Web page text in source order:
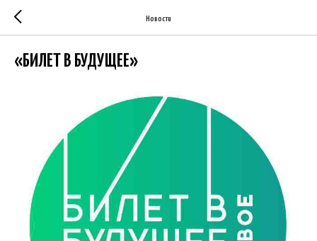
Новости
«БИЛЕТ В БУДУЩЕЕ»